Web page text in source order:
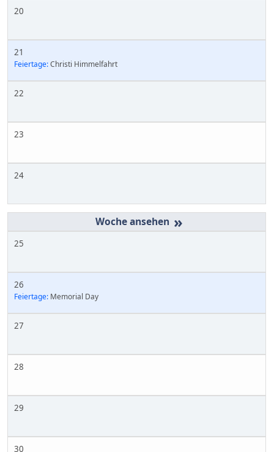
20
21
Feiertage:Christi Himmelfahrt
22
23
24
»
25
26
Feiertage: Memorial Day
27
28
29
30